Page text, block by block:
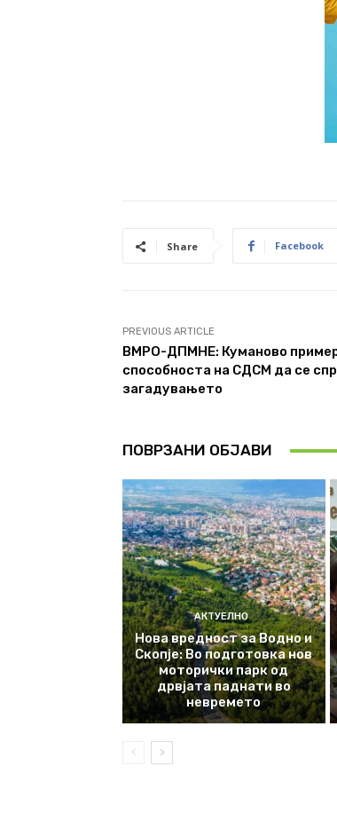
Share Facebook
PREVIOUS ARTICLE
ВМРО-ДПМНЕ: Куманово
способноста на СДСМ да се
загадувањето
ПОВРЗАНИ ОБЈАВИ
АКТУЕЛНО
Нова вредност за Водно и
Скопје: Во подготовка нов
моторички парк од
дрвјата паднати во
невремето